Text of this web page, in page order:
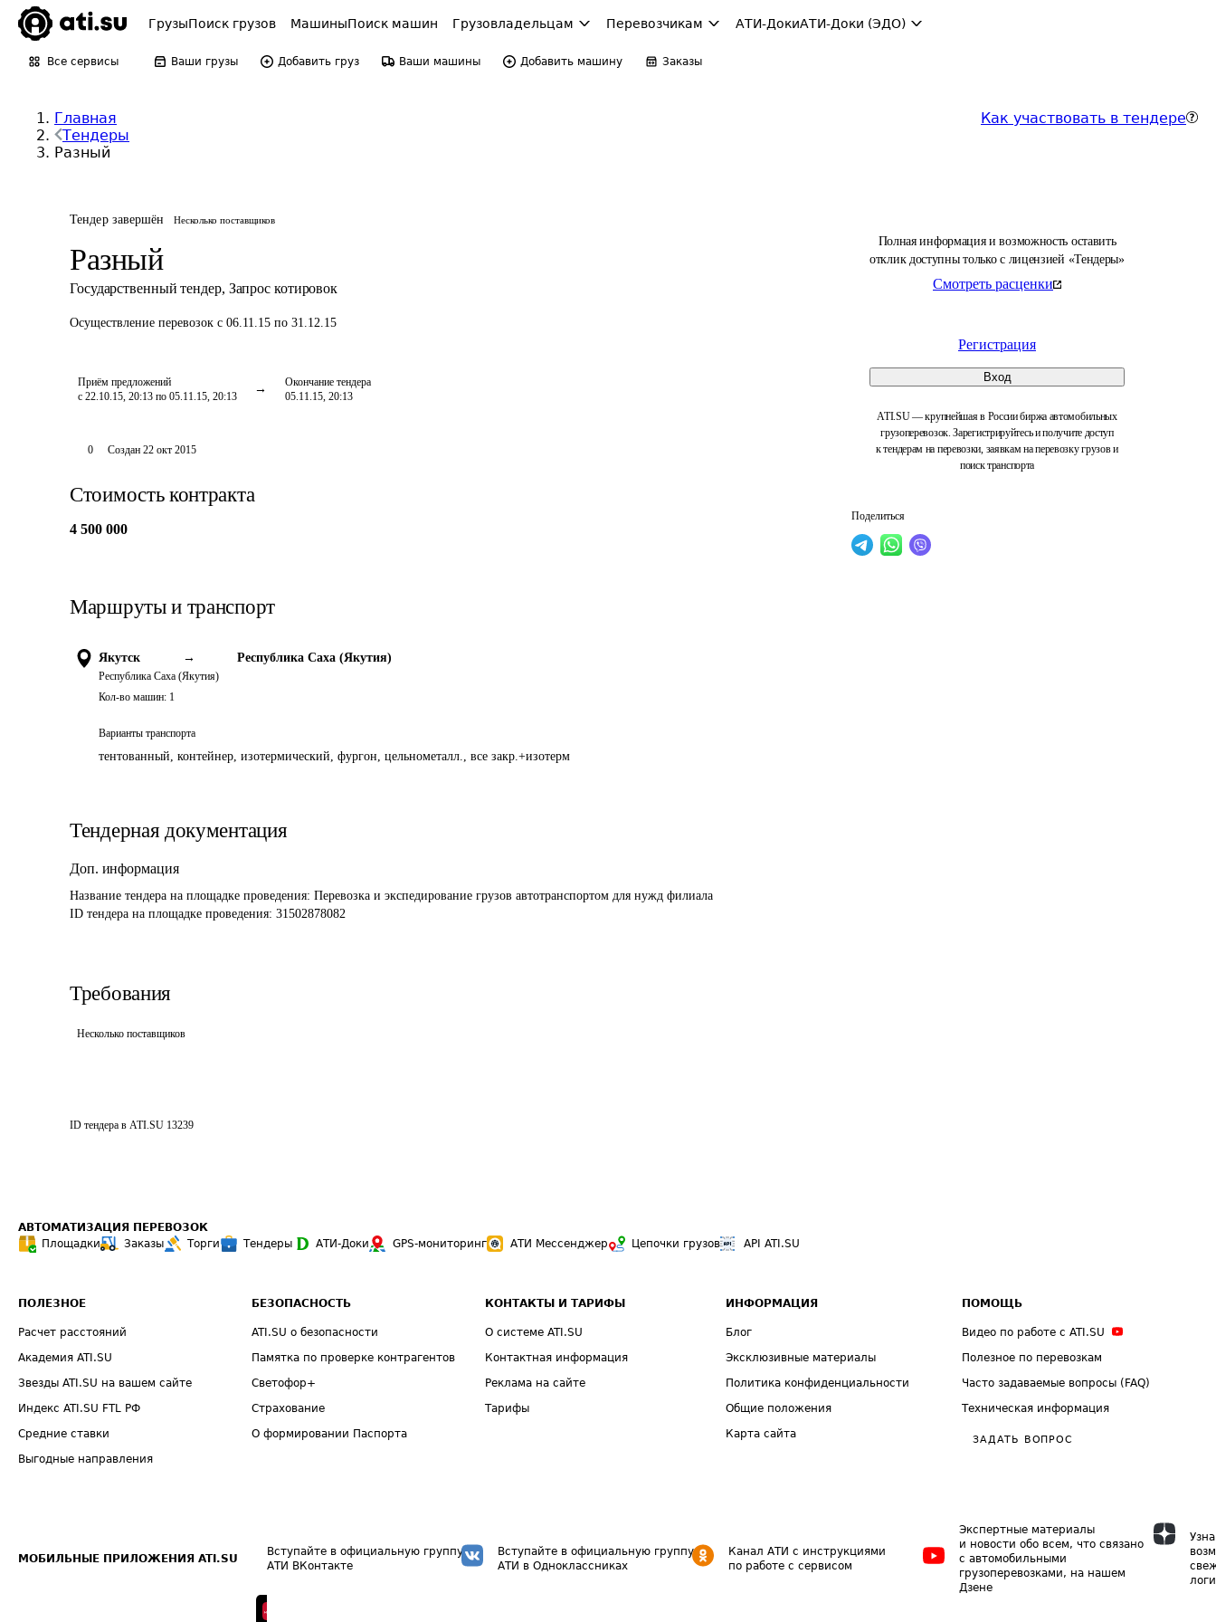
ГрузыПоиск грузов МашиныПоиск машин Грузовладельцам Перевозчикам АТИ-ДокиАТИ-Доки (ЭДО)
Все сервисы Ваши грузы Добавить груз Ваши машины Добавить машину Заказы
Главная
Тендеры
Разный
Как участвовать в тендере
Тендер завершён Несколько поставщиков
Разный
Государственный тендер, Запрос котировок
Осуществление перевозок с 06.11.15 по 31.12.15
Приём предложений
с 22.10.15, 20:13 по 05.11.15, 20:13
Окончание тендера
05.11.15, 20:13
Полная информация и возможность оставить
отклик доступны только с лицензией «Тендеры»
Смотреть расценки
Регистрация
Вход
ATI.SU — крупнейшая в России биржа автомобильных
грузоперевозок. Зарегистрируйтесь и получите доступ
к тендерам на перевозки, заявкам на перевозку грузов и
поиск транспорта
Поделиться
0 Создан 22 окт 2015
Стоимость контракта
4 500 000
Маршруты и транспорт
Якутск →
Республика Саха (Якутия)
Республика Саха (Якутия)
Кол-во машин: 1
Варианты транспорта
тентованный, контейнер, изотермический, фургон, цельнометалл., все закр.+изотерм
Тендерная документация
Доп. информация
Название тендера на площадке проведения: Перевозка и экспедирование грузов автотранспортом для нужд филиала
ID тендера на площадке проведения: 31502878082
Требования
Несколько поставщиков
ID тендера в ATI.SU 13239
АВТОМАТИЗАЦИЯ ПЕРЕВОЗОК
Площадки
Заказы Торги Тендеры АТИ-Доки GPS-мониторинг АТИ Мессенджер Цепочки грузов API ATI.SU
ПОЛЕЗНОЕ
Расчет расстояний
Академия ATI.SU
Звезды ATI.SU на вашем сайте
Индекс ATI.SU FTL РФ
Средние ставки
Выгодные направления
БЕЗОПАСНОСТЬ
ATI.SU о безопасности
Памятка по проверке контрагентов
Светофор+
Страхование
О формировании Паспорта
КОНТАКТЫ И ТАРИФЫ
О системе ATI.SU
Контактная информация
Реклама на сайте
Тарифы
ИНФОРМАЦИЯ
Блог
Эксклюзивные материалы
Политика конфиденциальности
Общие положения
Карта сайта
ПОМОЩЬ
Видео по работе с ATI.SU
Полезное по перевозкам
Часто задаваемые вопросы (FAQ)
Техническая информация
ЗАДАТЬ ВОПРОС
МОБИЛЬНЫЕ ПРИЛОЖЕНИЯ ATI.SU
Вступайте в официальную группу
АТИ ВКонтакте
Вступайте в официальную группу
АТИ в Одноклассниках
Канал АТИ с инструкциями
по работе с сервисом
Экспертные материалы
и новости обо всем, что связано
с автомобильными
грузоперевозками, на нашем
Дзене